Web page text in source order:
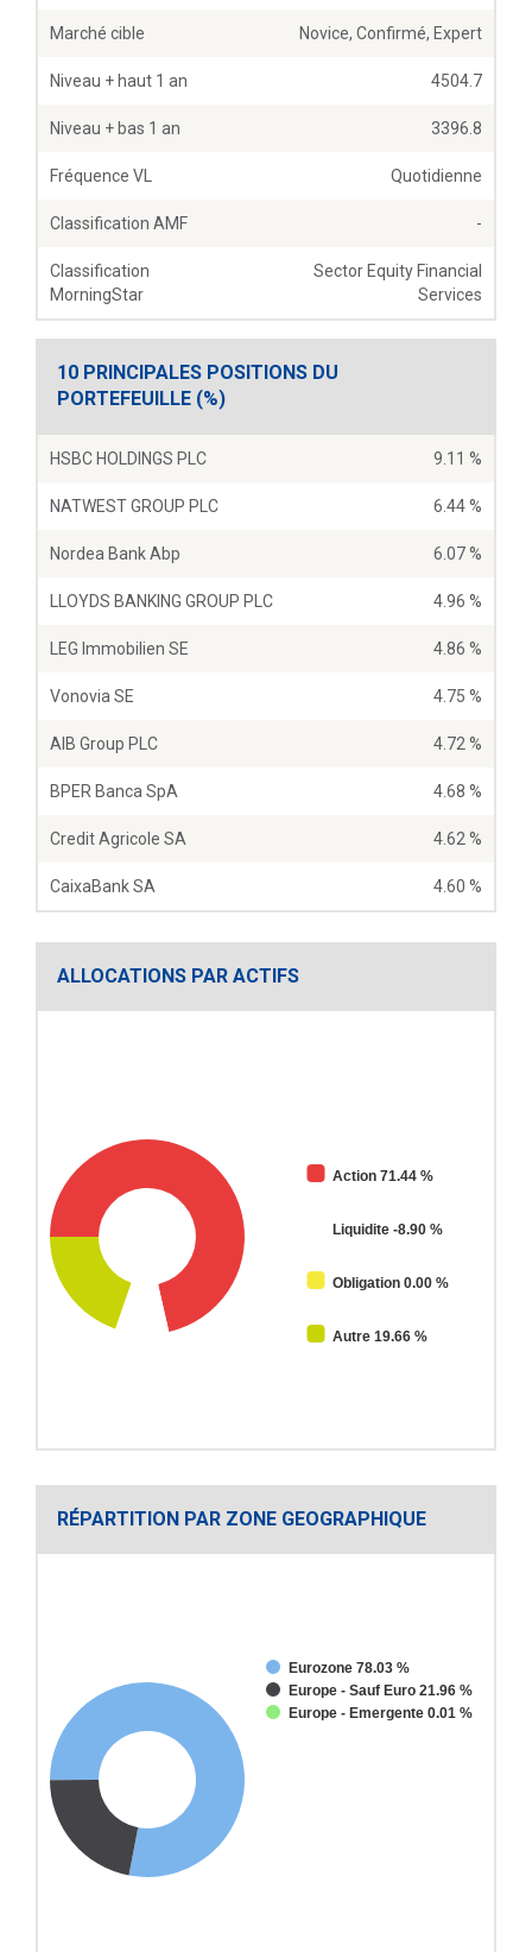
Marché cible Novice, Confirmé, Expert
Niveau + haut 1 an 4504.7
Niveau + bas 1 an 3396.8
Fréquence VL Quotidienne
Classification AMF -
Classification
MorningStar
Sector Equity Financial
Services
10 PRINCIPALES POSITIONS DU
PORTEFEUILLE (%)
HSBC HOLDINGS PLC 9.11 %
NATWEST GROUP PLC 6.44 %
Nordea Bank Abp 6.07 %
LLOYDS BANKING GROUP PLC 4.96 %
LEG Immobilien SE 4.86 %
Vonovia SE 4.75 %
AIB Group PLC 4.72 %
BPER Banca SpA 4.68 %
Credit Agricole SA 4.62 %
CaixaBank SA 4.60 %
ALLOCATIONS PAR ACTIFS
Action 71.44 %
Liquidite -8.90 %
Obligation 0.00 %
Autre 19.66 %
RÉPARTITION PAR ZONE GEOGRAPHIQUE
Eurozone 78.03 %
Europe - Sauf Euro 21.96 %
Europe - Emergente 0.01 %